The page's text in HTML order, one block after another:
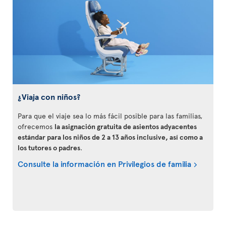
¿Viaja con niños?
Para que el viaje sea lo más fácil posible para las familias,
ofrecemos la asignación gratuita de asientos adyacentes
estándar para los niños de 2 a 13 años inclusive, así como a
los tutores o padres.
Consulte la información en Privilegios de familia